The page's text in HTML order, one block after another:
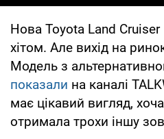
Нова Toyota Land
хітом. Але вихід на
Модель з
показали на каналі
має цікавий вигляд,
отримала трохи іншу